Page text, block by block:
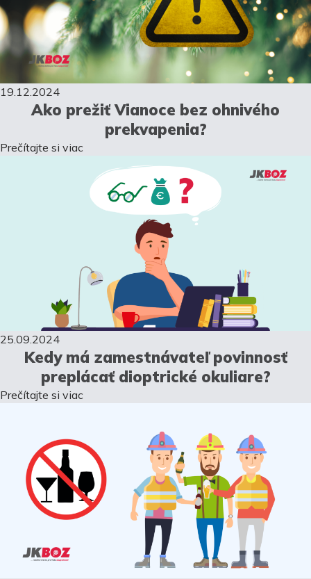
19.12.2024
Ako prežiť Vianoce bez ohnivého
prekvapenia?
Prečítajte si viac
25.09.2024
Kedy má zamestnávateľ povinnosť
preplácať dioptrické okuliare?
Prečítajte si viac